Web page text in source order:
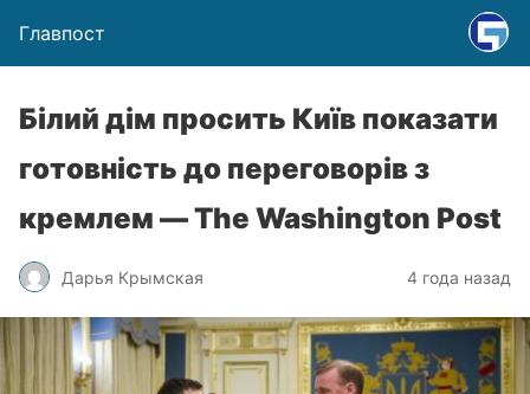
Главпост
Білий дім просить Київ показати
готовність до переговорів з
кремлем — The Washington Post
Дарья Крымская 4 года назад